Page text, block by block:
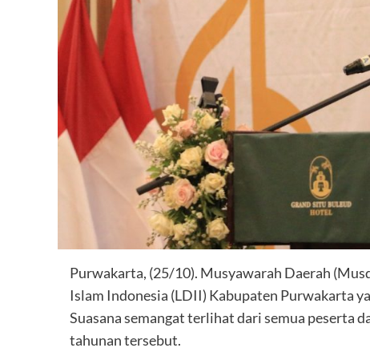
Purwakarta, (25/10). Musyawarah Daerah
Islam Indonesia (LDII) Kabupaten Purwakarta
Suasana semangat terlihat dari semua peserta
tahunan tersebut.